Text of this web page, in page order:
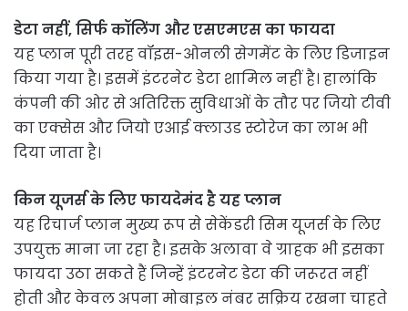
डेटा नहीं, सिर्फ कॉलिंग और एसएमएस का फायदा
यह प्लान पूरी तरह वॉइस-ओनली सेगमेंट के लिए डिजाइन
किया गया है। इसमें इंटरनेट डेटा शामिल नहीं है। हालांकि
कंपनी की ओर से अतिरिक्त सुविधाओं के तौर पर जियो टीवी
का एक्सेस और जियो एआई क्लाउड स्टोरेज का लाभ भी
दिया जाता है।
किन यूजर्स के लिए फायदेमंद है यह प्लान
यह रिचार्ज प्लान मुख्य रूप से सेकेंडरी सिम यूजर्स के लिए
उपयुक्त माना जा रहा है। इसके अलावा वे ग्राहक भी इसका
फायदा उठा सकते हैं जिन्हें इंटरनेट डेटा की जरूरत नहीं
होती और केवल अपना मोबाइल नंबर सक्रिय रखना चाहते